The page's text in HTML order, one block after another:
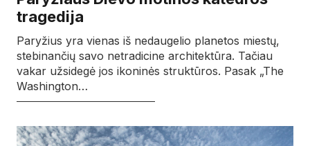
tragedija
Paryžius yra vienas iš nedaugelio planetos miestų,
stebinančių savo netradicine architektūra. Tačiau
vakar užsidegė jos ikoninės struktūros. Pasak „The
Washington…